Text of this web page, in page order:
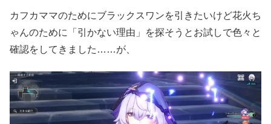
カフカママのためにブラックスワンを引きたいけど花火ち
ゃんのために「引かない理由」を探そうとお試しで色々と
確認をしてきました……が、